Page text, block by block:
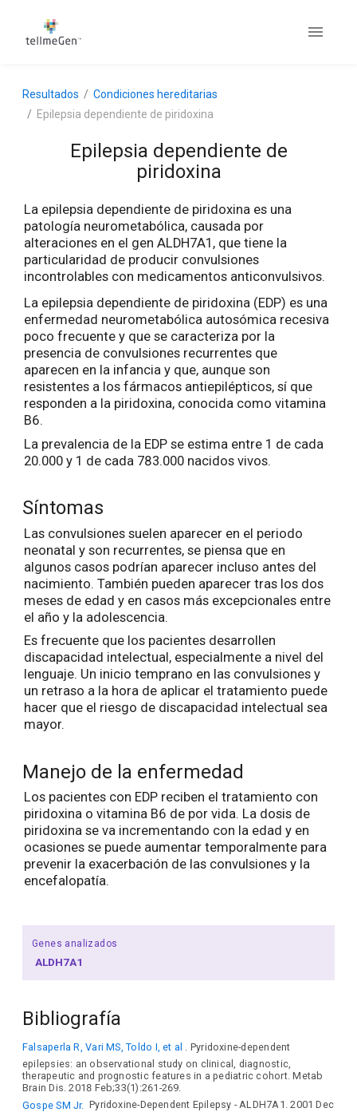
Resultados
Condiciones hereditarias
Epilepsia dependiente de piridoxina
Epilepsia dependiente de
piridoxina
La epilepsia dependiente de piridoxina es una
patología neurometabólica, causada por
alteraciones en el gen ALDH7A1, que tiene la
particularidad de producir convulsiones
incontrolables con medicamentos anticonvulsivos.
La epilepsia dependiente de piridoxina (EDP) es una
enfermedad neurometabólica autosómica recesiva
poco frecuente y que se caracteriza por la
presencia de convulsiones recurrentes que
aparecen en la infancia y que, aunque son
resistentes a los fármacos antiepilépticos, sí que
responden a la piridoxina, conocida como vitamina
B6.
La prevalencia de la EDP se estima entre 1 de cada
20.000 y 1 de cada 783.000 nacidos vivos.
Síntomas
Las convulsiones suelen aparecer en el periodo
neonatal y son recurrentes, se piensa que en
algunos casos podrían aparecer incluso antes del
nacimiento. También pueden aparecer tras los dos
meses de edad y en casos más excepcionales entre
el año y la adolescencia.
Es frecuente que los pacientes desarrollen
discapacidad intelectual, especialmente a nivel del
lenguaje. Un inicio temprano en las convulsiones y
un retraso a la hora de aplicar el tratamiento puede
hacer que el riesgo de discapacidad intelectual sea
mayor.
Manejo de la enfermedad
Los pacientes con EDP reciben el tratamiento con
piridoxina o vitamina B6 de por vida. La dosis de
piridoxina se va incrementando con la edad y en
ocasiones se puede aumentar temporalmente para
prevenir la exacerbación de las convulsiones y la
encefalopatía.
Genes analizados
ALDH7A1
Bibliografía
Falsaperla R, Vari MS, Toldo I, et al . Pyridoxine-dependent
epilepsies: an observational study on clinical, diagnostic,
therapeutic and prognostic features in a pediatric cohort. Metab
Brain Dis. 2018 Feb;33(1):261-269.
Gospe SM Jr. Pyridoxine-Dependent Epilepsy - ALDH7A1. 2001 Dec